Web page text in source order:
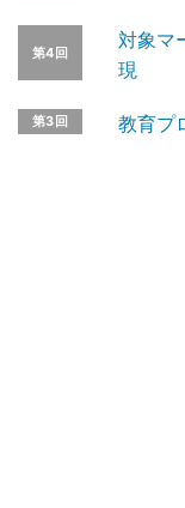
第4回
対象マ
現
第3回 教育プ